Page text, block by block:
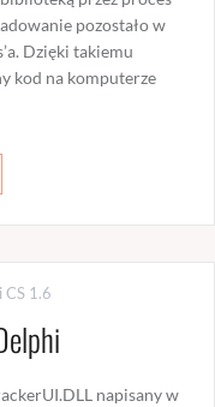
pozostało w
Dzięki takiemu
kod na komputerze
CS 1.6
napisany w